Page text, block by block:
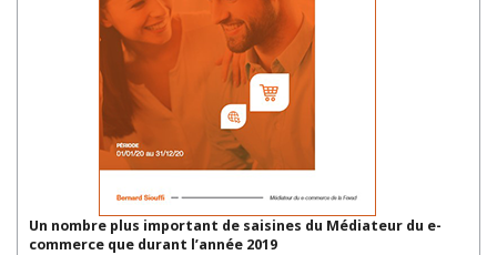
Un nombre plus important de saisines du Médiateur du e-
commerce que durant l’année 2019